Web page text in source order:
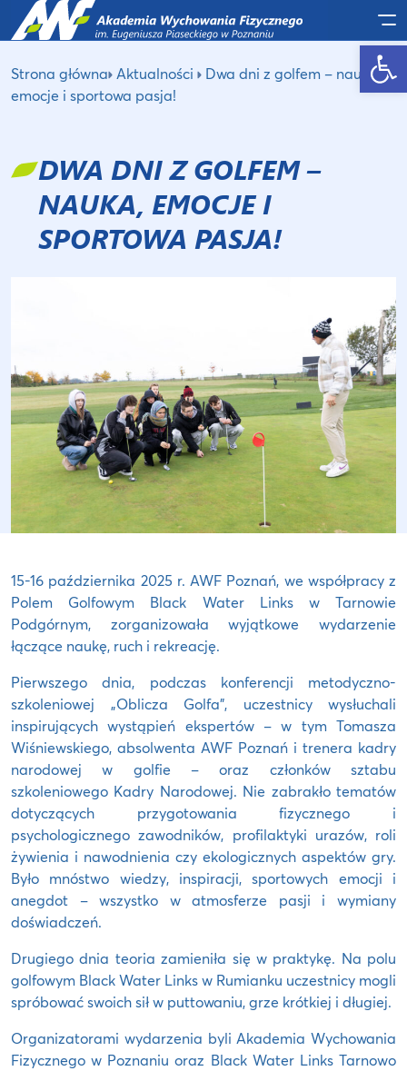
Otwórz pasek narzędzi
Strona główna Aktualności
Dwa dni z golfem – nauka,
emocje i sportowa pasja!
DWA DNI Z GOLFEM –
NAUKA, EMOCJE I
SPORTOWA PASJA!
15-16 października 2025 r. AWF Poznań, we współpracy z
Polem Golfowym Black Water Links w Tarnowie
Podgórnym, zorganizowała wyjątkowe wydarzenie
łączące naukę, ruch i rekreację.
Pierwszego dnia, podczas konferencji metodyczno-
szkoleniowej „Oblicza Golfa”, uczestnicy wysłuchali
inspirujących wystąpień ekspertów – w tym Tomasza
Wiśniewskiego, absolwenta AWF Poznań i trenera kadry
narodowej w golfie – oraz członków sztabu
szkoleniowego Kadry Narodowej. Nie zabrakło tematów
dotyczących przygotowania fizycznego i
psychologicznego zawodników, profilaktyki urazów, roli
żywienia i nawodnienia czy ekologicznych aspektów gry.
Było mnóstwo wiedzy, inspiracji, sportowych emocji i
anegdot – wszystko w atmosferze pasji i wymiany
doświadczeń.
Drugiego dnia teoria zamieniła się w praktykę. Na polu
golfowym Black Water Links w Rumianku uczestnicy mogli
spróbować swoich sił w puttowaniu, grze krótkiej i długiej.
Organizatorami wydarzenia byli Akademia Wychowania
Fizycznego w Poznaniu oraz Black Water Links Tarnowo